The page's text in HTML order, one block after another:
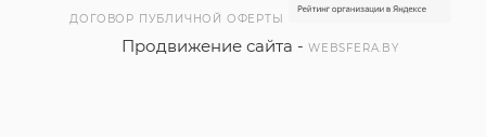
ДОГОВОР ПУБЛИЧНОЙ ОФЕРТЫ
Продвижение сайта -WEBSFERA.BY